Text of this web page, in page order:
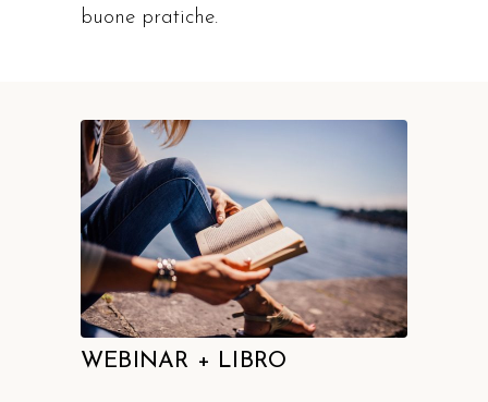
buone pratiche.
WEBINAR + LIBRO